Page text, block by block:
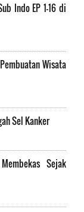
Indo EP 1-16 di
Wisata
Sel Kanker
Sejak